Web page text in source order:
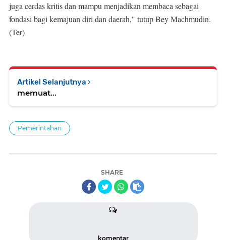
juga cerdas kritis dan mampu menjadikan membaca sebagai
fondasi bagi kemajuan diri dan daerah," tutup Bey Machmudin.
(Ter)
Artikel Selanjutnya
memuat...
Pemerintahan
SHARE
komentar